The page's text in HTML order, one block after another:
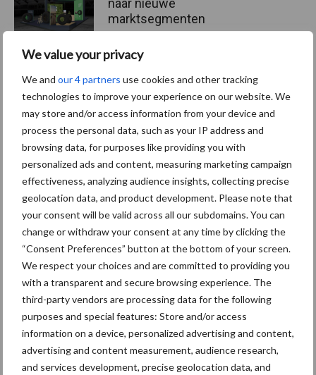
We value your privacy
We and our 4 partners use cookies and other tracking
technologies to improve your experience on our website. We
may store and/or access information from your device and
process the personal data, such as your IP address and
browsing data, for purposes like providing you with
personalized ads and content, measuring marketing campaign
effectiveness, analyzing audience insights, collecting precise
geolocation data, and product development. Please note that
your consent will be valid across all our subdomains. You can
change or withdraw your consent at any time by clicking the
“Consent Preferences” button at the bottom of your screen.
We respect your choices and are committed to providing you
with a transparent and secure browsing experience. The
third-party vendors are processing data for the following
purposes and special features: Store and/or access
information on a device, personalized advertising and content,
advertising and content measurement, audience research,
and services development, precise geolocation data, and
naar nieuwe
marktsegmenten
Caterpillar breidt gamma
elektrische bulldozers uit
Themapagina's
Bemesting Gewas & ruwvoer Loonwerk
Compost Dierlijke mest